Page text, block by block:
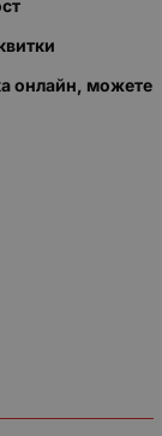
онлайн, можете